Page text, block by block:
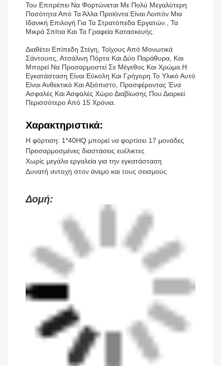
Του Επιτρέπει Να Φορτώνεται Με Πολύ Μεγαλύτερη
Ποσότητα Από Τα Άλλα Προϊόντα.Είναι Λοιπόν Μια
Ιδανική Επιλογή Για Τα Στρατόπεδα Εργατών., Τα
Μικρά Σπίτια Και Τα Γραφεία Κατασκευής.
Διαθέτει Επίπεδη Στέγη, Τοίχους Από Μονωτικά
Σάντουιτς, Ατσάλινη Πόρτα Και Δύο Παράθυρα, Και
Μπορεί Να Προσαρμοστεί Σε Μέγεθος Και Χρώμα.Η
Εγκατάσταση Είναι Εύκολη Και Γρήγορη.Το Υλικό Αυτό
Είναι Ανθεκτικό Και Αξιόπιστο, Προσφέροντας Ένα
Ασφαλές Και Ασφαλές Χώρο Διαβίωσης Που Διαρκεί
Περισσότερο Από 15 Χρόνια.
Χαρακτηριστικά:
Η φόρτιση: 1*40HQ μπορεί να φορτίσει 17 μονάδες
Προσαρμοσμένες διαστάσεις ευέλικτες
Χωρίς μεγάλα εργαλεία για την εγκατάσταση
Δυνατή αντοχή στον άνεμο και τους σεισμούς
Δομή: